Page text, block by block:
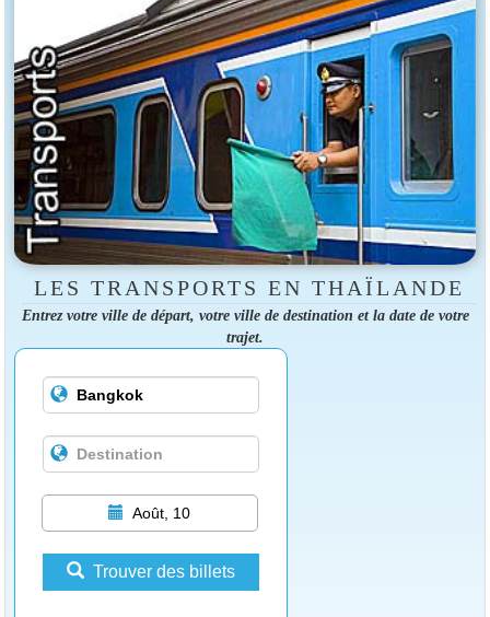
LES TRANSPORTS EN THAÏLANDE
Entrez votre ville de départ, votre ville de destination et la date de votre
trajet.
Août, 10
Trouver des billets